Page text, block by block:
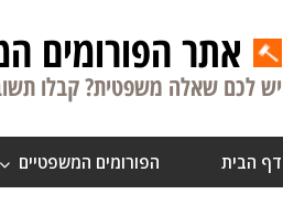
אתר הפורומים
יש לכם שאלה משפטית? קבלו
דף הבית הפורומים המשפטיים